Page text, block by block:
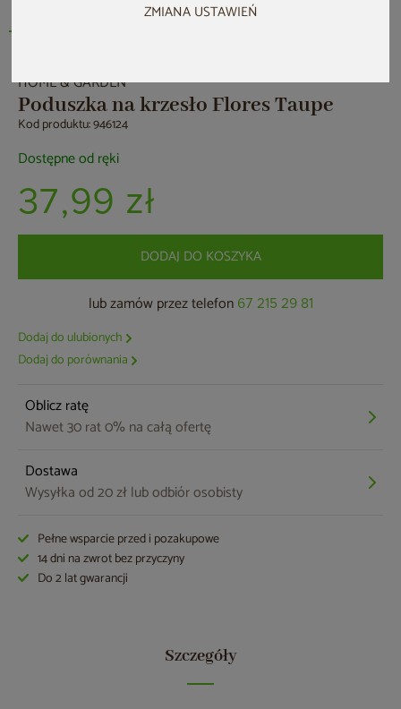
ZMIANA USTAWIEŃ
HOME & GARDEN
Poduszka na krzesło Flores Taupe
Kod produktu: 946124
Dostępne od ręki
37,99 zł
DODAJ DO KOSZYKA
lub zamów przez telefon 67 215 29 81
Dodaj do ulubionych
Dodaj do porównania
Oblicz ratę
Nawet 30 rat 0% na całą ofertę
Dostawa
Wysyłka od 20 zł lub odbiór osobisty
Pełne wsparcie przed i pozakupowe
14 dni na zwrot bez przyczyny
Do 2 lat gwarancji
Szczegóły